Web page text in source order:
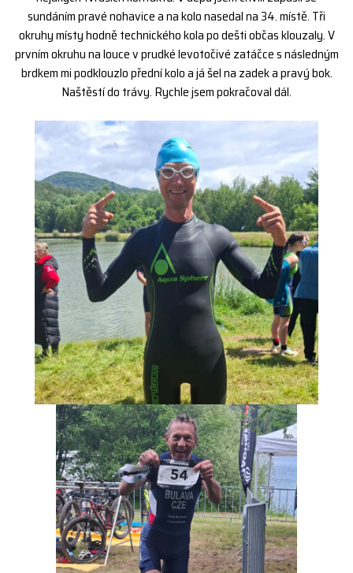
sundáním pravé nohavice a na kolo nasedal na 34. místě. Tři
okruhy místy hodně technického kola po dešti občas klouzaly. V
prvním okruhu na louce v prudké levotočivé zatáčce s následným
brdkem mi podklouzlo přední kolo a já šel na zadek a pravý bok.
Naštěstí do trávy. Rychle jsem pokračoval dál.